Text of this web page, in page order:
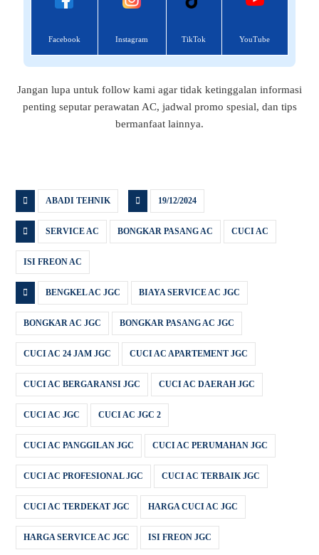
Facebook Instagram TikTok YouTube
Jangan lupa untuk follow kami agar tidak ketinggalan informasi
penting seputar perawatan AC, jadwal promo spesial, dan tips
bermanfaat lainnya.
ABADI TEHNIK 19/12/2024
SERVICE AC BONGKAR PASANG AC CUCI AC
ISI FREON AC
BENGKEL AC JGC BIAYA SERVICE AC JGC
BONGKAR AC JGC BONGKAR PASANG AC JGC
CUCI AC 24 JAM JGC CUCI AC APARTEMENT JGC
CUCI AC BERGARANSI JGC CUCI AC DAERAH JGC
CUCI AC JGC CUCI AC JGC 2
CUCI AC PANGGILAN JGC CUCI AC PERUMAHAN JGC
CUCI AC PROFESIONAL JGC CUCI AC TERBAIK JGC
CUCI AC TERDEKAT JGC HARGA CUCI AC JGC
HARGA SERVICE AC JGC ISI FREON JGC